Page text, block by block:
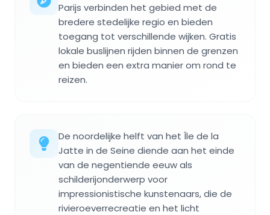
Parijs verbinden het gebied met de
bredere stedelijke regio en bieden
toegang tot verschillende wijken. Gratis
lokale buslijnen rijden binnen de grenzen
en bieden een extra manier om rond te
reizen.
De noordelijke helft van het Île de la
Jatte in de Seine diende aan het einde
van de negentiende eeuw als
schilderijonderwerp voor
impressionistische kunstenaars, die de
rivieroeverrecreatie en het licht